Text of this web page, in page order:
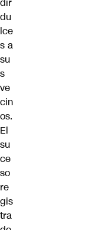
du
lce
s a
su
s
ve
cin
os.
El
su
ce
so
re
gis
tra